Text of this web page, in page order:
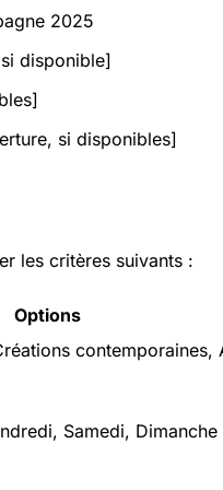
2025
disponible]
si disponibles]
les critères suivants :
Options
contemporaines,
Samedi, Dimanche